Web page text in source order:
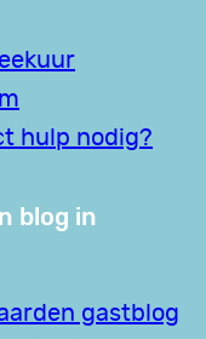
hulp nodig?
blog in
gastblog